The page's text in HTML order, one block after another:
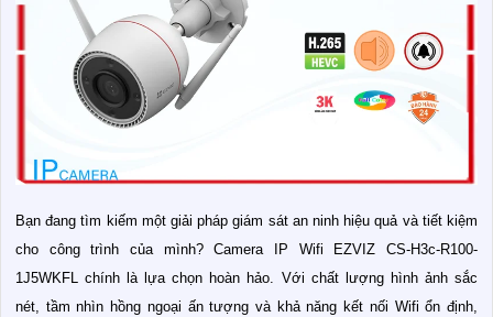
Bạn đang tìm kiếm một giải pháp giám sát an ninh hiệu quả và tiết kiệm
cho công trình của mình? Camera IP Wifi EZVIZ CS-H3c-R100-
1J5WKFL chính là lựa chọn hoàn hảo. Với chất lượng hình ảnh sắc
nét, tầm nhìn hồng ngoại ấn tượng và khả năng kết nối Wifi ổn định,